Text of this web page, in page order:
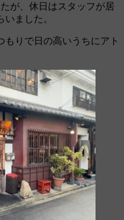
が、休日はスタッフが居
ました。
もりで日の高いうちにアト